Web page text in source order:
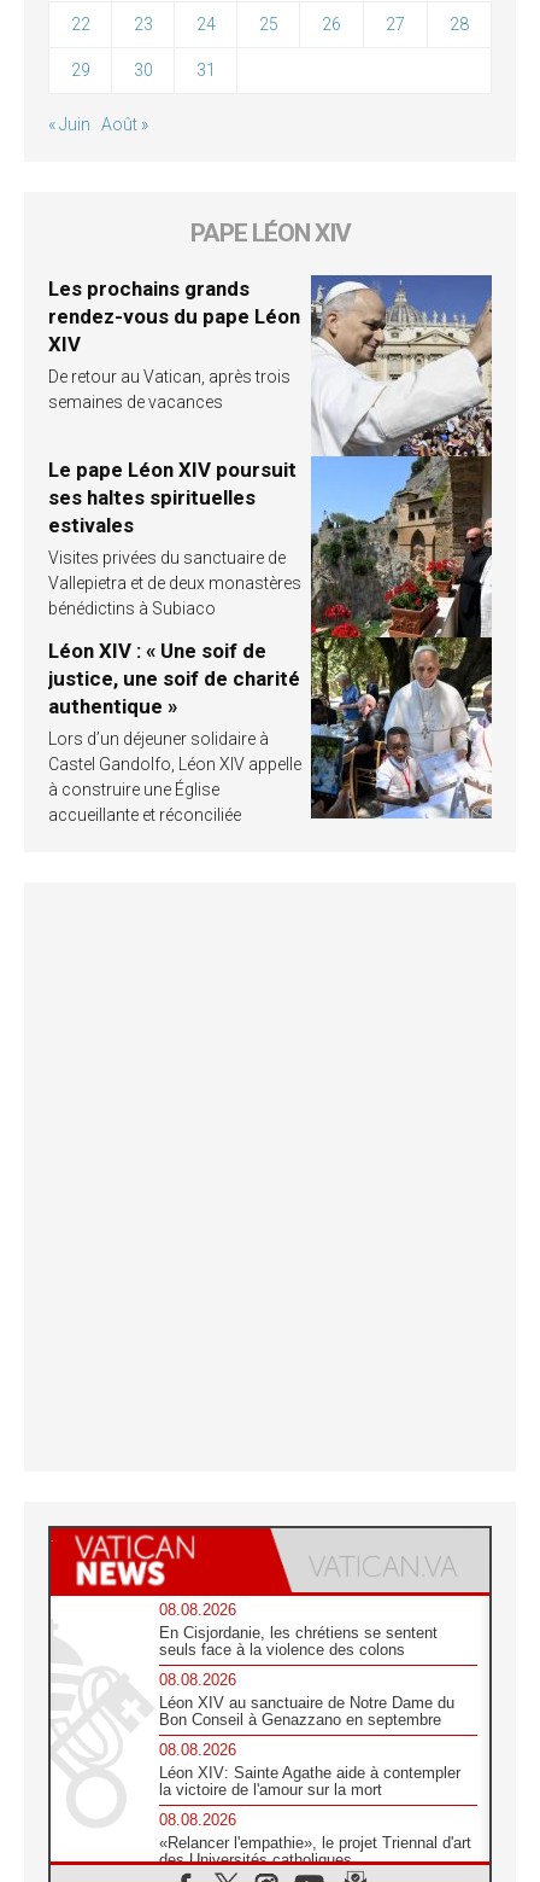
22 23 24 25 26 27 28
29 30 31
« Juin Août »
PAPE LÉON XIV
Les prochains grands
rendez-vous du pape Léon
XIV
De retour au Vatican, après trois
semaines de vacances
Le pape Léon XIV poursuit
ses haltes spirituelles
estivales
Visites privées du sanctuaire de
Vallepietra et de deux monastères
bénédictins à Subiaco
Léon XIV : « Une soif de
justice, une soif de charité
authentique »
Lors d’un déjeuner solidaire à
Castel Gandolfo, Léon XIV appelle
à construire une Église
accueillante et réconciliée
08.08.2026
En Cisjordanie, les chrétiens se sentent
seuls face à la violence des colons
08.08.2026
Léon XIV au sanctuaire de Notre Dame du
Bon Conseil à Genazzano en septembre
08.08.2026
Léon XIV: Sainte Agathe aide à contempler
la victoire de l'amour sur la mort
08.08.2026
«Relancer l'empathie», le projet Triennal d'art
des Universités catholiques